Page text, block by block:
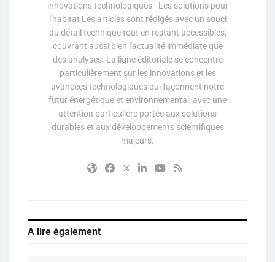
innovations technologiques - Les solutions pour
l'habitat Les articles sont rédigés avec un souci
du détail technique tout en restant accessibles,
couvrant aussi bien l'actualité immédiate que
des analyses. La ligne éditoriale se concentre
particulièrement sur les innovations et les
avancées technologiques qui façonnent notre
futur énergétique et environnemental, avec une
attention particulière portée aux solutions
durables et aux développements scientifiques
majeurs.
A lire également